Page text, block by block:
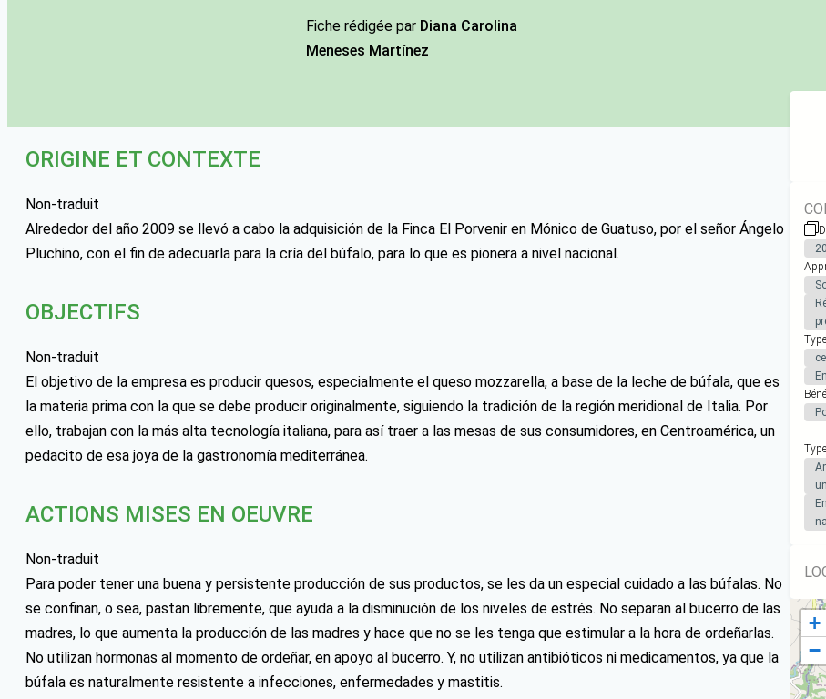
Fiche rédigée par Diana Carolina
Meneses Martínez
ORIGINE ET CONTEXTE
Non-traduit
Alrededor del año 2009 se llevó a cabo la adquisición de la Finca El Porvenir en Mónico de Guatuso, por el señor Ángelo
Pluchino, con el fin de adecuarla para la cría del búfalo, para lo que es pionera a nivel nacional.
OBJECTIFS
Non-traduit
El objetivo de la empresa es producir quesos, especialmente el queso mozzarella, a base de la leche de búfala, que es
la materia prima con la que se debe producir originalmente, siguiendo la tradición de la región meridional de Italia. Por
ello, trabajan con la más alta tecnología italiana, para así traer a las mesas de sus consumidores, en Centroamérica, un
pedacito de esa joya de la gastronomía mediterránea.
ACTIONS MISES EN OEUVRE
Non-traduit
Para poder tener una buena y persistente producción de sus productos, se les da un especial cuidado a las búfalas. No
se confinan, o sea, pastan libremente, que ayuda a la disminución de los niveles de estrés. No separan al bucerro de las
madres, lo que aumenta la producción de las madres y hace que no se les tenga que estimular a la hora de ordeñarlas.
No utilizan hormonas al momento de ordeñar, en apoyo al bucerro. Y, no utilizan antibióticos ni medicamentos, ya que la
búfala es naturalmente resistente a infecciones, enfermedades y mastitis.
+
−